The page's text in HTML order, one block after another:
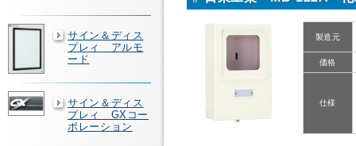
サイン＆ディス
プレィ アルモ
ード
サイン＆ディス
プレィ GXコー
ポレーション
製造元
価格
仕様